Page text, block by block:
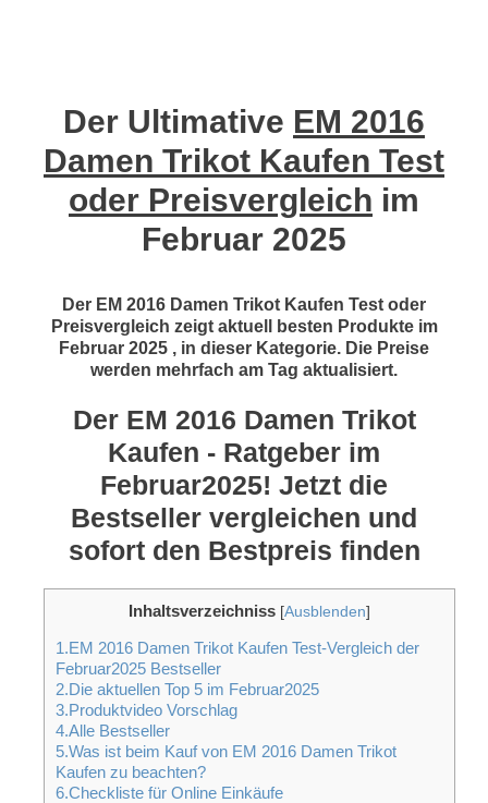
Der Ultimative EM 2016
Damen Trikot Kaufen Test
oder Preisvergleich im
Februar 2025
Der EM 2016 Damen Trikot Kaufen Test oder
Preisvergleich zeigt aktuell besten Produkte im
Februar 2025 , in dieser Kategorie. Die Preise
werden mehrfach am Tag aktualisiert.
Der EM 2016 Damen Trikot
Kaufen - Ratgeber im
Februar2025! Jetzt die
Bestseller vergleichen und
sofort den Bestpreis finden
Inhaltsverzeichniss [Ausblenden]
1.EM 2016 Damen Trikot Kaufen Test-Vergleich der
Februar2025 Bestseller
2.Die aktuellen Top 5 im Februar2025
3.Produktvideo Vorschlag
4.Alle Bestseller
5.Was ist beim Kauf von EM 2016 Damen Trikot
Kaufen zu beachten?
6.Checkliste für Online Einkäufe